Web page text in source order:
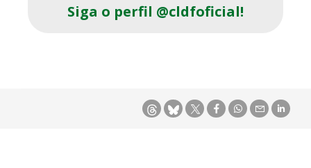
Siga o perfil @cldfoficial!